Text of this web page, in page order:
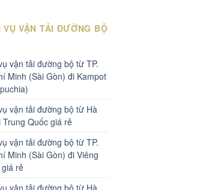
VỤ VẬN TẢI ĐƯỜNG BỘ
vận tải đường bộ từ TP.
Minh (Sài Gòn) đi Kampot
vận tải đường bộ từ Hà
Trung Quốc giá rẻ
vận tải đường bộ từ TP.
Minh (Sài Gòn) đi Viêng
rẻ